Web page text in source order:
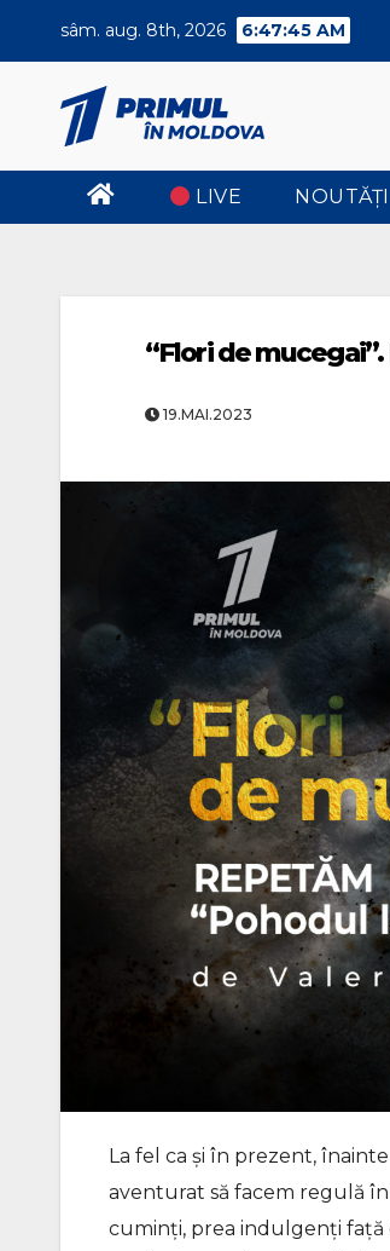
sâm. aug. 8th, 2026 6:47:46 AM
LIVE NOUTĂŢI
“Flori de
19.MAI.2023
La fel ca și în prezent,
aventurat să facem regulă
cuminți, prea indulgenți față